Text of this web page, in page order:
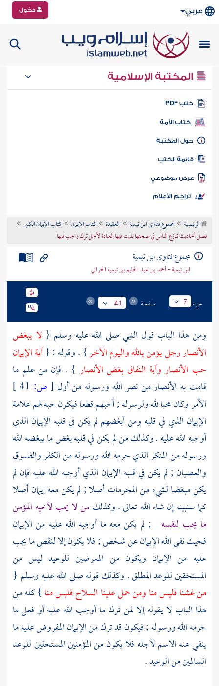
عربي دخول
المكتبة الإسلامية
كتب PDF
كتاب الأمة
المكتبة
الكتب
موضوعي
تراجم الأعلام
الرئيسية مجموع فتاوى ابن تيمية العقيدة كتاب الإيمان
كتاب الإيمان الكبير
فصل أحاديث تنازع الناس في صحتها نفيت فيها العبادة لأجل ترك واجب فيها
مجموع فتاوى ابن تيمية
ابن تيمية - أحمد بن عبد الحليم بن تيمية الحراني
جزء 7 صفحة 41
ومن هذا الباب قول النبي صلى الله عليه وسلم { لا يبغض
الأنصاررجل يؤمن بالله واليوم الآخر} . وقوله : {آية الإيمان
حب الأنصار وآية النفاق بغض الأنصار } . فإن من علم ما
قامت به الأنصارمن نصر الله ورسوله من أول [ص:
الأمر وكان محبا لله ولرسوله ; أحبهم قطعا فيكون حبه لهم علامة
الإيمان الذي في قلبه ومن أبغضهم لم يكن في قلبه الإيمان الذي
أوجبه الله عليه . وكذلك من لم يكن في قلبه بغض ما يبغضه الله
ورسوله من المنكر الذي حرمه الله ورسوله من الكفر والفسوق
والعصيان ; لم يكن في قلبه الإيمان الذي أوجبه الله عليه فإن لم
يكن مبغضا لشيء من المحرمات أصلا ; لم يكن معه إيمان أصلا
كما سنبينه إن شاء الله تعالى . وكذلكمن لا يحب لأخيه المؤمن
ما يحب لنفسه ; لم يكن معه ما أوجبه الله عليه من الإيمان
فحيث نفى الله الإيمان عن شخص ; فلا يكون إلا لنقص ما يجب
عليه من الإيمان ويكون من المعرضين للوعيد ليس من
المستحقين للوعد المطلق . وكذلك قوله صلى الله عليه وسلم {
من غشنا فليس منا ومن حمل علينا السلاح فليس منا } كله من
هذا الباب لا يقوله إلا لمن ترك ما أوجب الله عليه أو فعل ما
حرمه الله ورسوله ; فيكون قد ترك من الإيمان المفروض عليه ما
ينفي عنه الاسم لأجله فلا يكون من المؤمنين المستحقين للوعد
السالمين من الوعيد .